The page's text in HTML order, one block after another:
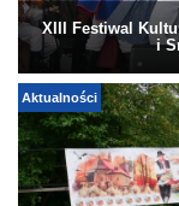
XIII Festiwal
i
Aktualności